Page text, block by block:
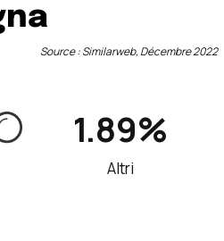
Source : Similarweb, Décembre 2022
1.89%
Altri